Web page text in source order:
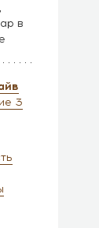
в
3